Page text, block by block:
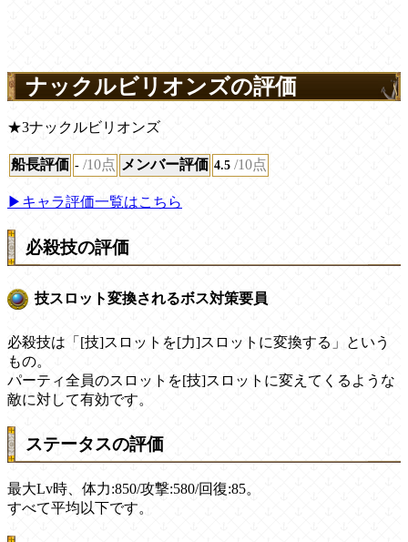
ナックルビリオンズの評価
★3ナックルビリオンズ
船長評価 - /10点 メンバー評価 4.5 /10点
▶キャラ評価一覧はこちら
必殺技の評価
技スロット変換されるボス対策要員
必殺技は「[技]スロットを[力]スロットに変換する」という
もの。
パーティ全員のスロットを[技]スロットに変えてくるような
敵に対して有効です。
ステータスの評価
最大Lv時、体力:850/攻撃:580/回復:85。
すべて平均以下です。